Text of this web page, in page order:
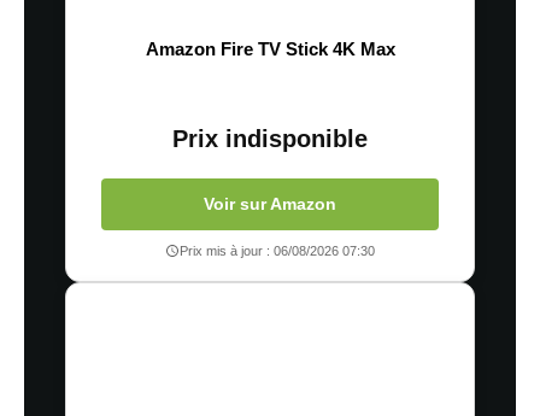
Amazon Fire TV Stick 4K Max
Prix indisponible
Voir sur Amazon
Prix mis à jour : 06/08/2026 07:30